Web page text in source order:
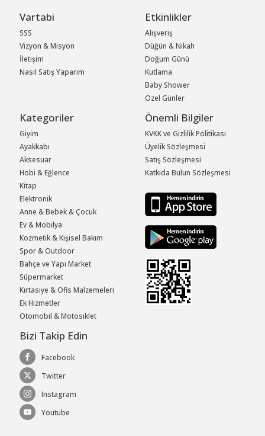
Vartabi
SSS
Vizyon & Misyon
İletişim
Nasıl Satış Yaparım
Etkinlikler
Alışveriş
Düğün & Nikah
Doğum Günü
Kutlama
Baby Shower
Özel Günler
Kategoriler
Giyim
Ayakkabı
Aksesuar
Hobi & Eğlence
Kitap
Elektronik
Anne & Bebek & Çocuk
Ev & Mobilya
Kozmetik & Kişisel Bakım
Spor & Outdoor
Bahçe ve Yapı Market
Süpermarket
Kırtasiye & Ofis Malzemeleri
Ek Hizmetler
Otomobil & Motosiklet
Önemli Bilgiler
KVKK ve Gizlilik Politikası
Üyelik Sözleşmesi
Satış Sözleşmesi
Katkıda Bulun Sözleşmesi
Bizi Takip Edin
Facebook
Twitter
Instagram
Youtube